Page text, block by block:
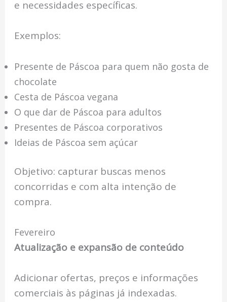
e necessidades específicas.
Exemplos:
Presente de Páscoa para quem não gosta de
chocolate
Cesta de Páscoa vegana
O que dar de Páscoa para adultos
Presentes de Páscoa corporativos
Ideias de Páscoa sem açúcar
Objetivo: capturar buscas menos
concorridas e com alta intenção de
compra.
Fevereiro
Atualização e expansão de conteúdo
Adicionar ofertas, preços e informações
comerciais às páginas já indexadas.